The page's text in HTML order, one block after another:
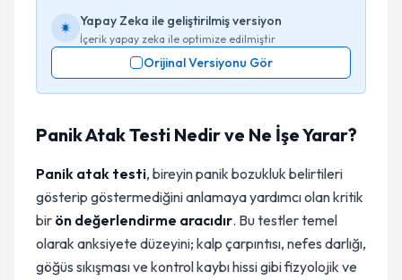
Yapay Zeka ile geliştirilmiş versiyon
İçerik yapay zeka ile optimize edilmiştir
Orijinal Versiyonu Gör
Panik Atak Testi Nedir ve Ne İşe Yarar?
Panik atak testi, bireyin panik bozukluk belirtileri
gösterip göstermediğini anlamaya yardımcı olan kritik
bir ön değerlendirme aracıdır. Bu testler temel
olarak anksiyete düzeyini; kalp çarpıntısı, nefes darlığı,
göğüs sıkışması ve kontrol kaybı hissi gibi fizyolojik ve